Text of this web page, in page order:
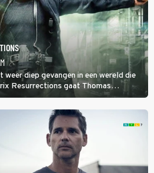
weer diep gevangen in een wereld die
Resurrections gaat Thomas
te ontsnappen.